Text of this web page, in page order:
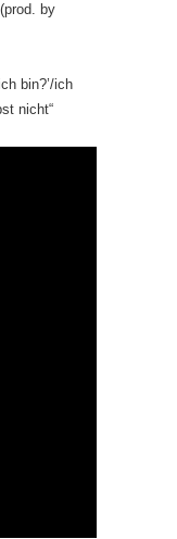
by
bin?’/ich
nicht“